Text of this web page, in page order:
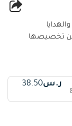
ويمكن تخصيصها
ر.س38.50